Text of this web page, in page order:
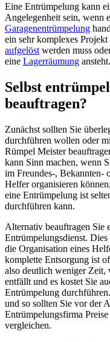
Eine Entrümpelung kann
Angelegenheit sein, wenn
Garagenentrümpelung
ein sehr komplexes
aufgelöst werden muss
eine Lagerräumung ansteht.
Selbst
beauftragen?
Zunächst sollten Sie
durchführen wollen oder
Rümpel Meister
kann Sinn machen, wenn
im Freundes-, Bekannten-
Helfer organisieren
eine Entrümpelung ist
durchführen kann.
Alternativ beauftragen Sie
Entrümpelungsdienst.
die Organisation eines
komplette Entsorgung ist
also deutlich weniger Zeit,
entfällt und es kostet Sie
Entrümpelung
und so sollten Sie vor der
Entrümpelungsfirma
vergleichen.